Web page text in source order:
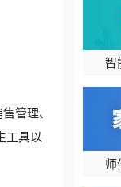
管理、
工具以
智
师